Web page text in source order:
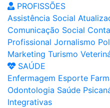
PROFISSÕES
Assistência Social
Comunicação Social
Profissional Jornalismo
Marketing Turismo
SAÚDE
Enfermagem Esporte
Odontologia Saúde
Integrativas